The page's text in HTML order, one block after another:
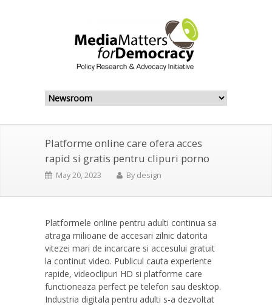
Platforme online care ofera acces
rapid si gratis pentru clipuri porno
May 20, 2023 By design
Platformele online pentru adulti continua sa
atraga milioane de accesari zilnic datorita
vitezei mari de incarcare si accesului gratuit
la continut video. Publicul cauta experiente
rapide, videoclipuri HD si platforme care
functioneaza perfect pe telefon sau desktop.
Industria digitala pentru adulti s-a dezvoltat